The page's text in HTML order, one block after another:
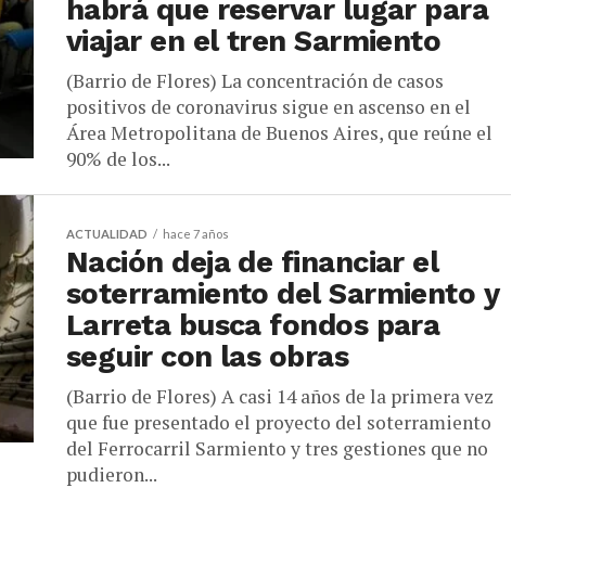
habrá que reservar lugar para
viajar en el tren Sarmiento
(Barrio de Flores) La concentración de casos
positivos de coronavirus sigue en ascenso en el
Área Metropolitana de Buenos Aires, que reúne el
90% de los...
ACTUALIDAD hace 7 años
Nación deja de financiar el
soterramiento del Sarmiento y
Larreta busca fondos para
seguir con las obras
(Barrio de Flores) A casi 14 años de la primera vez
que fue presentado el proyecto del soterramiento
del Ferrocarril Sarmiento y tres gestiones que no
pudieron...